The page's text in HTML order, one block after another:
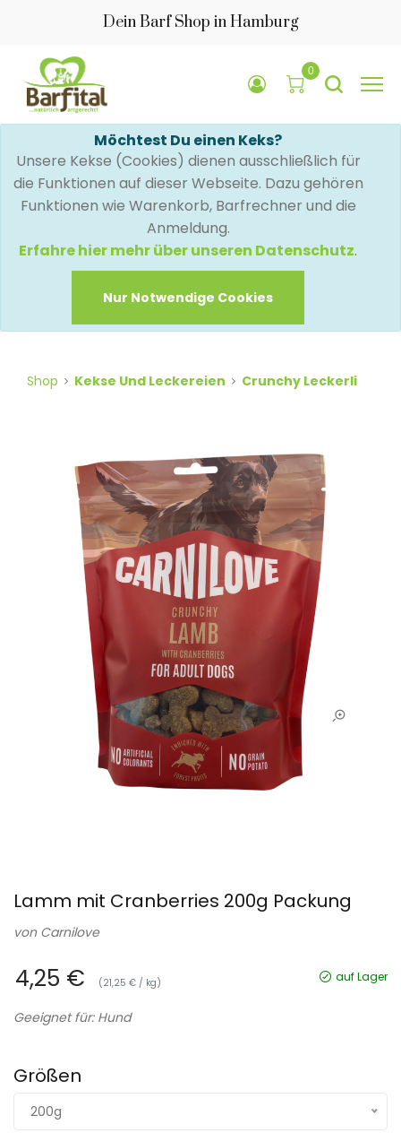
Dein Barf Shop in Hamburg
0
Möchtest Du einen Keks?
Unsere Kekse (Cookies) dienen ausschließlich für
die Funktionen auf dieser Webseite. Dazu gehören
Funktionen wie Warenkorb, Barfrechner und die
Anmeldung.
Erfahre hier mehr über unseren Datenschutz.
Nur Notwendige Cookies
Shop Kekse Und Leckereien Crunchy Leckerli
Lamm mit Cranberries 200g Packung
von Carnilove
4,25 € (21,25 € / kg) auf Lager
Geeignet für: Hund
Größen
200g